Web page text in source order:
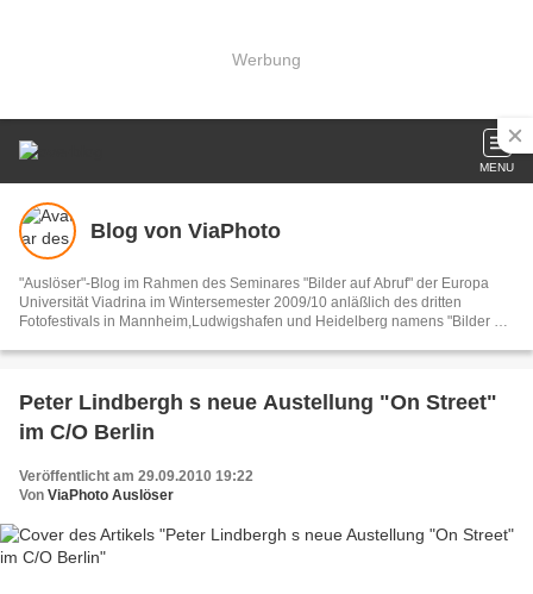
Werbung
MENU
Blog von ViaPhoto
"Auslöser"-Blog im Rahmen des Seminares "Bilder auf Abruf" der Europa
Universität Viadrina im Wintersemester 2009/10 anläßlich des dritten
Fotofestivals in Mannheim,Ludwigshafen und Heidelberg namens "Bilder auf
Peter Lindbergh s neue Austellung "On Street"
im C/O Berlin
Veröffentlicht am 29.09.2010 19:22
Von ViaPhoto Auslöser